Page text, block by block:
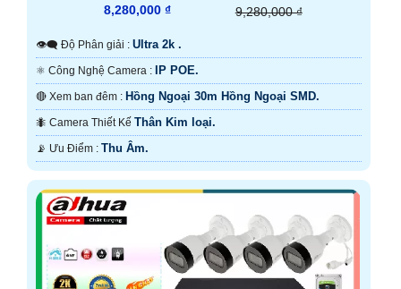
8,280,000 ₫ 9,280,000 ₫
👁️‍🗨 Độ Phân giải : Ultra 2k .
⚛️ Công Nghệ Camera : IP POE.
🔴 Xem ban đêm : Hồng Ngoại 30m Hồng Ngoại SMD.
🐜 Camera Thiết Kế Thân Kim loại.
️📡 Ưu Điểm : Thu Âm.